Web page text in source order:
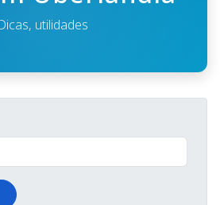
utilidades